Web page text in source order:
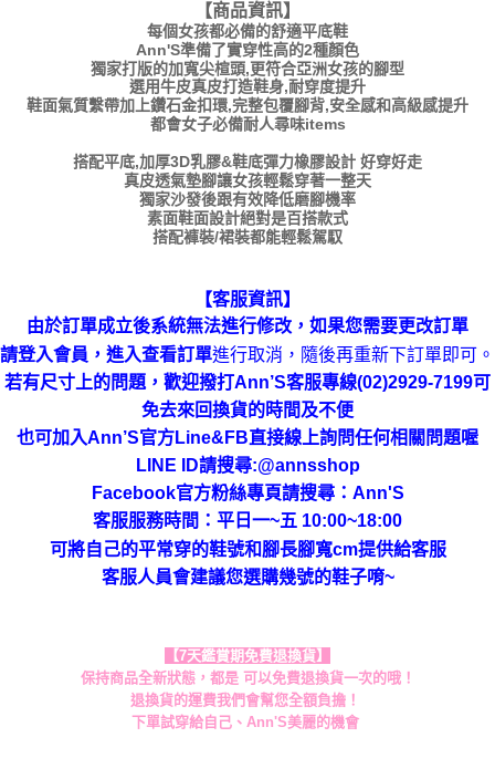
【商品資訊】
每個女孩都必備的舒適平底鞋
Ann'S準備了實穿性高的2種顏色
獨家打版的加寬尖楦頭,更符合亞洲女孩的腳型
選用牛皮真皮打造鞋身,耐穿度提升
鞋面氣質繫帶加上鑽石金扣環,完整包覆腳背,安全感和高級感提升
都會女子必備耐人尋味items
搭配平底,加厚3D乳膠&鞋底彈力橡膠設計 好穿好走
真皮透氣墊腳讓女孩輕鬆穿著一整天
獨家沙發後跟有效降低磨腳機率
素面鞋面設計絕對是百搭款式
搭配褲裝/裙裝都能輕鬆駕馭
【客服資訊】
由於訂單成立後系統無法進行修改，如果您需要更改訂單
請登入會員，進入查看訂單進行取消，隨後再重新下訂單即可。
若有尺寸上的問題，歡迎撥打Ann’S客服專線(02)2929-7199可
免去來回換貨的時間及不便
也可加入Ann’S官方Line&FB直接線上詢問任何相關問題喔
LINE ID請搜尋:@annsshop
Facebook官方粉絲專頁請搜尋：Ann'S
客服服務時間：平日一~五 10:00~18:00
可將自己的平常穿的鞋號和腳長腳寬cm提供給客服
客服人員會建議您選購幾號的鞋子唷~
【7天鑑賞期免費退換貨】
保持商品全新狀態，都是 可以免費退換貨一次的哦！
退換貨的運費我們會幫您全額負擔！
下單試穿給自己、Ann'S美麗的機會